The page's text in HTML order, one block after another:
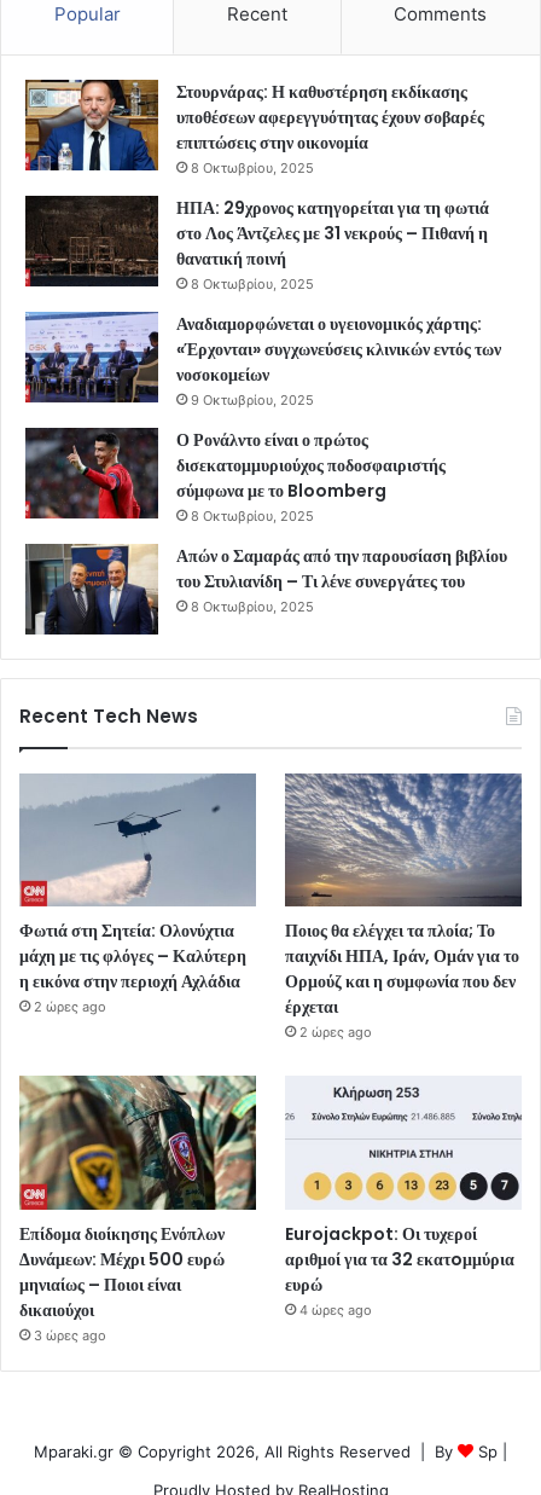
Popular Recent Comments
Στουρνάρας: Η καθυστέρηση εκδίκασης
υποθέσεων αφερεγγυότητας έχουν σοβαρές
επιπτώσεις στην οικονομία
8 Οκτωβρίου, 2025
ΗΠΑ: 29χρονος κατηγορείται για τη φωτιά
στο Λος Άντζελες με 31 νεκρούς – Πιθανή η
θανατική ποινή
8 Οκτωβρίου, 2025
Αναδιαμορφώνεται ο υγειονομικός χάρτης:
«Έρχονται» συγχωνεύσεις κλινικών εντός των
νοσοκομείων
9 Οκτωβρίου, 2025
Ο Ρονάλντο είναι ο πρώτος
δισεκατομμυριούχος ποδοσφαιριστής
σύμφωνα με το Bloomberg
8 Οκτωβρίου, 2025
Απών ο Σαμαράς από την παρουσίαση βιβλίου
του Στυλιανίδη – Τι λένε συνεργάτες του
8 Οκτωβρίου, 2025
Recent Tech News
Φωτιά στη Σητεία: Ολονύχτια
μάχη με τις φλόγες – Καλύτερη
η εικόνα στην περιοχή Αχλάδια
2 ώρες ago
Ποιος θα ελέγχει τα πλοία; Το
παιχνίδι ΗΠΑ, Ιράν, Ομάν για το
Ορμούζ και η συμφωνία που δεν
έρχεται
2 ώρες ago
Επίδομα διοίκησης Ενόπλων
Δυνάμεων: Μέχρι 500 ευρώ
μηνιαίως – Ποιοι είναι
δικαιούχοι
3 ώρες ago
Eurojackpot: Οι τυχεροί
αριθμοί για τα 32 εκατoμμύρια
ευρώ
4 ώρες ago
Mparaki.gr © Copyright 2026, All Rights Reserved | By Sp
Proudly Hosted by RealHosting